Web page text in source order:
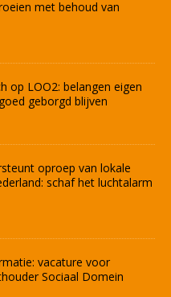
met behoud van
op LOO2: belangen eigen
geborgd blijven
oproep van lokale
schaf het luchtalarm
vacature voor
Sociaal Domein